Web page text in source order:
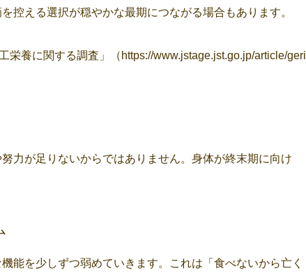
控える選択が穏やかな最期につながる場合もあります。
栄養に関する調査」（ https://www.jstage.jst.go.jp/article/geri
力が足りないからではありません。身体が終末期に向け
能を少しずつ弱めていきます。これは「食べないから亡く